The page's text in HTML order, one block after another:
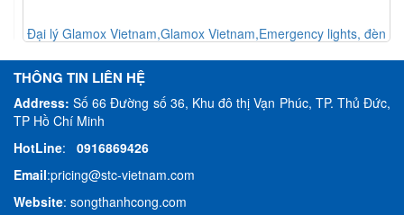
Đại lý Glamox Vietnam,Glamox Vietnam,Emergency lights, đèn
THÔNG TIN LIÊN HỆ
Address:Số 66 Đường số 36, Khu đô thị Vạn Phúc, TP. Thủ Đức,
TP Hồ Chí Minh
HotLine: 0916869426
Email:pricing@stc-vietnam.com
Website: songthanhcong.com